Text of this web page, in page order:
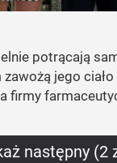
potrącają
jego
firmy
następny (2